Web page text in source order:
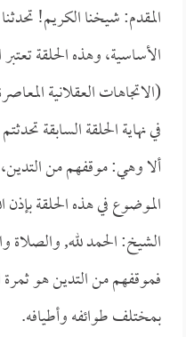
المقدم: شيخنا الكريم!
الأساسية، وهذه الحلقة
(الاتجاهات العقلانية
في نهاية الحلقة السابقة
ألا وهي: موقفهم من
الموضوع في هذه الحلقة بإذن
الشيخ: الحمد لله, والصلاة
فموقفهم من التدين هو ثمرة
بمختلف طوائفه وأطيافه.